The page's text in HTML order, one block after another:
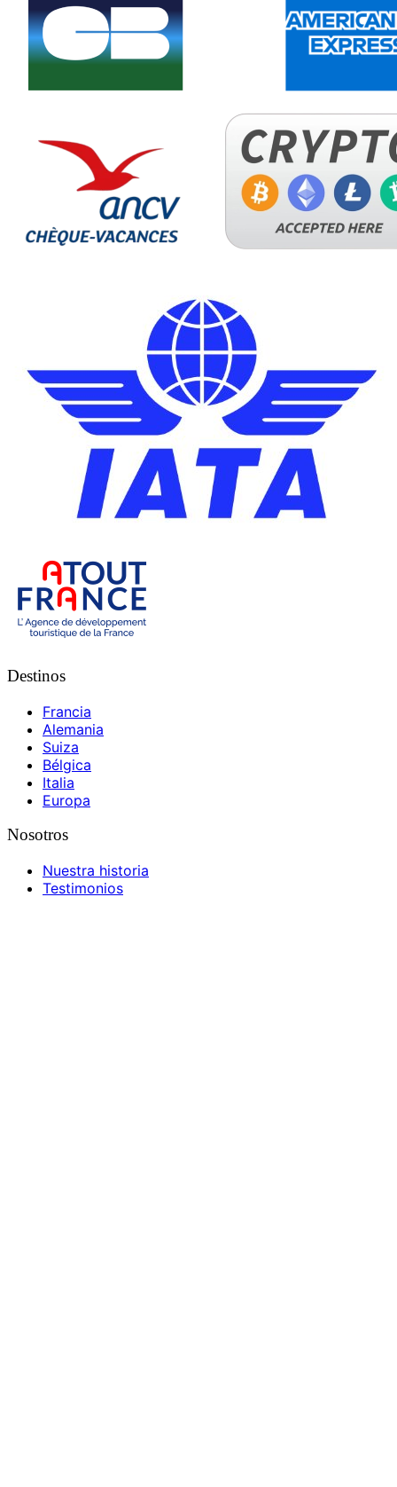
Destinos
Francia
Alemania
Suiza
Bélgica
Italia
Europa
Nosotros
Nuestra historia
Testimonios